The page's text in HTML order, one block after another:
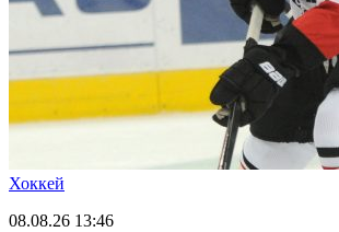
Хоккей
08.08.26 13:46